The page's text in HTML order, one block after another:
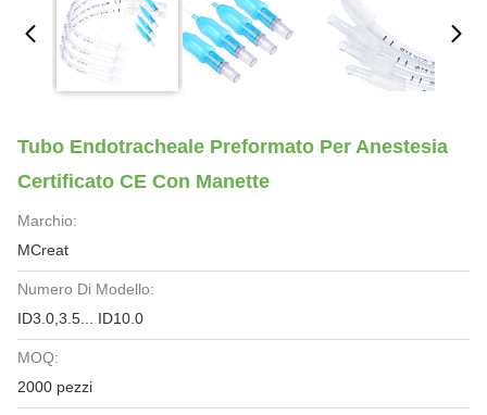
Tubo Endotracheale Preformato Per Anestesia
Certificato CE Con Manette
Marchio:
MCreat
Numero Di Modello:
ID3.0,3.5... ID10.0
MOQ:
2000 pezzi